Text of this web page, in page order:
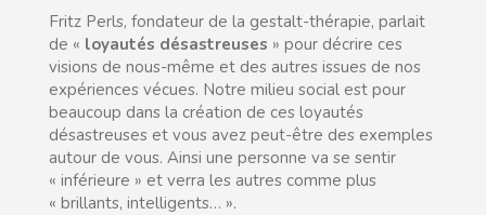
Fritz Perls, fondateur de la gestalt-thérapie, parlait
de « loyautés désastreuses » pour décrire ces
visions de nous-même et des autres issues de nos
expériences vécues. Notre milieu social est pour
beaucoup dans la création de ces loyautés
désastreuses et vous avez peut-être des exemples
autour de vous. Ainsi une personne va se sentir
« inférieure » et verra les autres comme plus
« brillants, intelligents… ».